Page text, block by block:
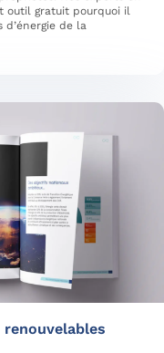
outil gratuit pourquoi il
de la